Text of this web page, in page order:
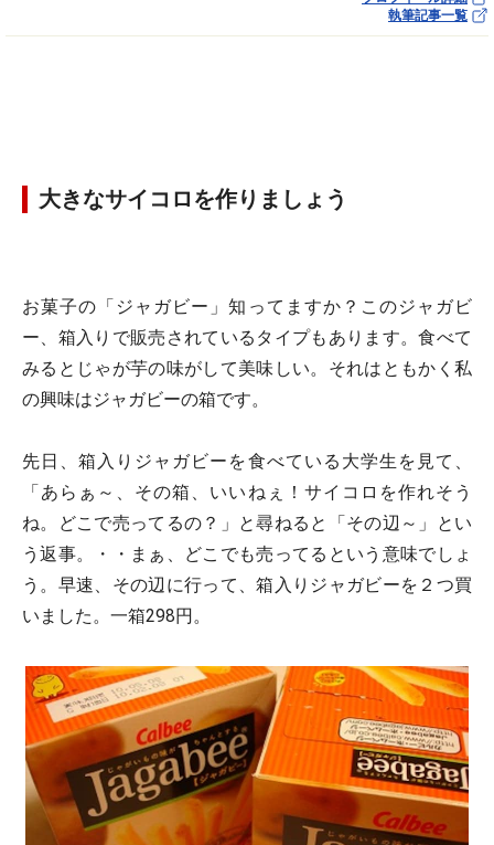
執筆記事一覧
大きなサイコロを作りましょう
お菓子の「ジャガビー」知ってますか？このジャガビ
ー、箱入りで販売されているタイプもあります。食べて
みるとじゃが芋の味がして美味しい。それはともかく私
の興味はジャガビーの箱です。
先日、箱入りジャガビーを食べている大学生を見て、
「あらぁ～、その箱、いいねぇ！サイコロを作れそう
ね。どこで売ってるの？」と尋ねると「その辺～」とい
う返事。・・まぁ、どこでも売ってるという意味でしょ
う。早速、その辺に行って、箱入りジャガビーを２つ買
いました。一箱298円。